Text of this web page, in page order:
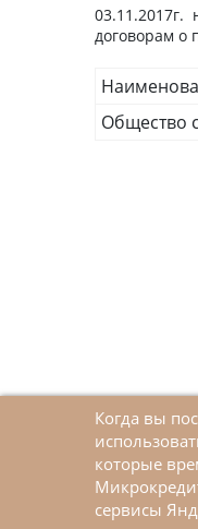
03.11.2017г.
договорам о
Общество
Меры
Когда вы
которые
сервисы